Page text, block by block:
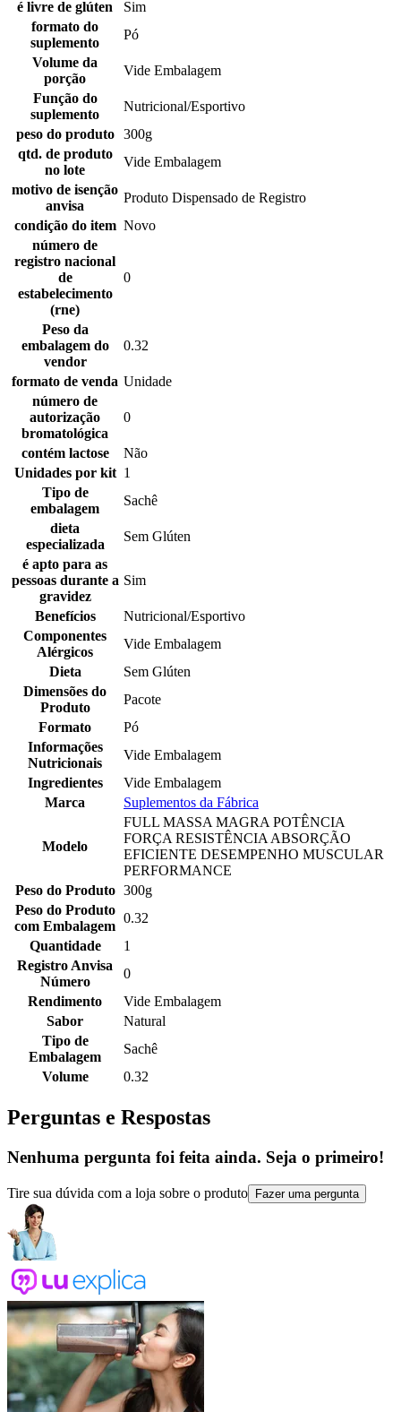
é livre de glúten
Sim
formato do
suplemento
Pó
Volume da
porção
Vide Embalagem
Função do
suplemento
Nutricional/Esportivo
peso do produto
300g
qtd. de produto
no lote
Vide Embalagem
motivo de isenção
anvisa
Produto Dispensado de Registro
condição do item Novo
número de
registro nacional
de
estabelecimento
(rne)
0
Peso da
embalagem do
vendor
0.32
formato de venda Unidade
número de
autorização
bromatológica
0
contém lactose
Não
Unidades por kit 1
Tipo de
embalagem
Sachê
dieta
especializada
Sem Glúten
é apto para as
pessoas durante a
gravidez
Sim
Benefícios
Nutricional/Esportivo
Componentes
Alérgicos
Vide Embalagem
Dieta
Sem Glúten
Dimensões do
Produto
Pacote
Formato
Pó
Informações
Nutricionais
Vide Embalagem
Ingredientes
Vide Embalagem
Marca
Suplementos da Fábrica
Modelo
FULL MASSA MAGRA POTÊNCIA
FORÇA RESISTÊNCIA ABSORÇÃO
EFICIENTE DESEMPENHO MUSCULAR
PERFORMANCE
Peso do Produto 300g
Peso do Produto
com Embalagem
0.32
Quantidade
1
Registro Anvisa
Número
0
Rendimento
Vide Embalagem
Sabor
Natural
Tipo de
Embalagem
Sachê
Volume
0.32
Perguntas e Respostas
Nenhuma pergunta foi feita ainda. Seja o primeiro!
Tire sua dúvida com a loja sobre o produto Fazer uma pergunta